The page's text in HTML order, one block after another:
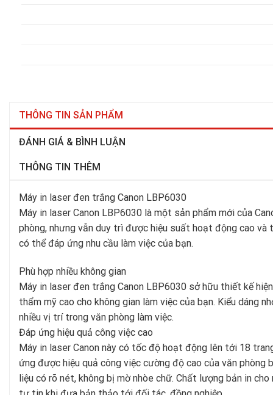
THÔNG TIN SẢN PHẨM
ĐÁNH GIÁ & BÌNH LUẬN
THÔNG TIN THÊM
Máy in laser đen trắng Canon LBP6030
Máy in laser Canon LBP6030 là một sản phẩm mới của
phòng, nhưng vẫn duy trì được hiệu suất hoạt động cao
có thể đáp ứng nhu cầu làm việc của bạn.
Phù hợp nhiều không gian
Máy in laser đen trắng Canon LBP6030 sở hữu thiết kế
thẩm mỹ cao cho không gian làm việc của bạn. Kiểu dáng
nhiều vị trí trong văn phòng làm việc.
Đáp ứng hiệu quả công việc cao
Máy in laser Canon này có tốc độ hoạt động lên tới 18
ứng được hiệu quả công việc cường độ cao của văn
liệu có rõ nét, không bị mờ nhòe chữ. Chất lượng bản in